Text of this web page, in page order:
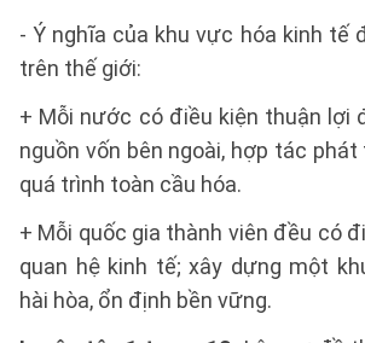
- Ý nghĩa của khu vực hóa kinh tế
trên thế giới:
+ Mỗi nước có điều kiện thuận lợi
nguồn vốn bên ngoài, hợp tác
quá trình toàn cầu hóa.
+ Mỗi quốc gia thành viên đều có
quan hệ kinh tế; xây dựng một
hài hòa, ổn định bền vững.